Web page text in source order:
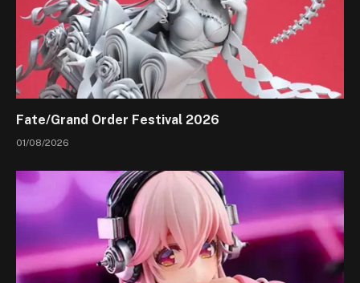
Fate/Grand Order Festival 2026
01/08/2026